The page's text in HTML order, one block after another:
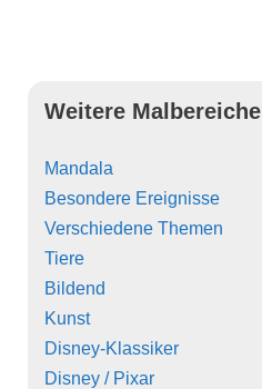
Weitere Malbereiche
Mandala
Besondere Ereignisse
Verschiedene Themen
Tiere
Bildend
Kunst
Disney-Klassiker
Disney / Pixar